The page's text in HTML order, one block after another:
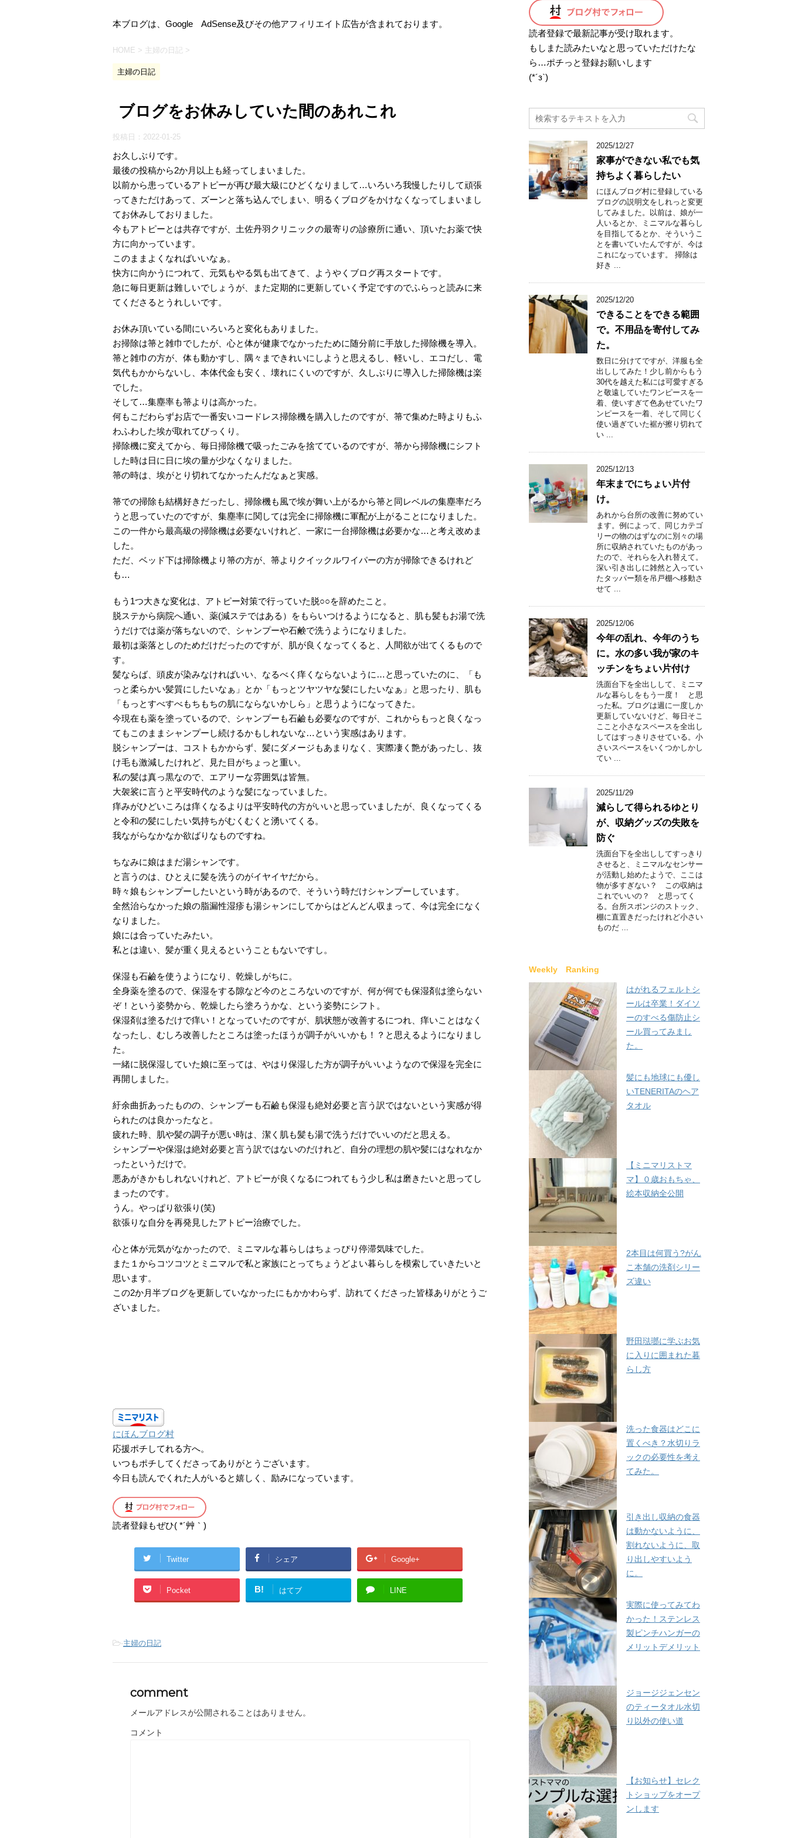
本ブログは、Google AdSense及びその他アフィリエイト広告が含まれております。
HOME > 主婦の日記 >
主婦の日記
ブログをお休みしていた間のあれこれ
投稿日： 2022-01-25
お久しぶりです。
最後の投稿から2か月以上も経ってしまいました。
以前から患っているアトピーが再び最大級にひどくなりまして…いろいろ我慢したりして頑張
ってきただけあって、ズーンと落ち込んでしまい、明るくブログをかけなくなってしまいまし
てお休みしておりました。
今もアトピーとは共存ですが、土佐丹羽クリニックの最寄りの診療所に通い、頂いたお薬で快
方に向かっています。
このままよくなればいいなぁ。
快方に向かうにつれて、元気もやる気も出てきて、ようやくブログ再スタートです。
急に毎日更新は難しいでしょうが、また定期的に更新していく予定ですのでふらっと読みに来
てくださるとうれしいです。
お休み頂いている間にいろいろと変化もありました。
お掃除は箒と雑巾でしたが、心と体が健康でなかったために随分前に手放した掃除機を導入。
箒と雑巾の方が、体も動かすし、隅々まできれいにしようと思えるし、軽いし、エコだし、電
気代もかからないし、本体代金も安く、壊れにくいのですが、久しぶりに導入した掃除機は楽
でした。
そして…集塵率も箒よりは高かった。
何もこだわらずお店で一番安いコードレス掃除機を購入したのですが、箒で集めた時よりもふ
わふわした埃が取れてびっくり。
掃除機に変えてから、毎日掃除機で吸ったごみを捨てているのですが、箒から掃除機にシフト
した時は日に日に埃の量が少なくなりました。
箒の時は、埃がとり切れてなかったんだなぁと実感。
箒での掃除も結構好きだったし、掃除機も風で埃が舞い上がるから箒と同レベルの集塵率だろ
うと思っていたのですが、集塵率に関しては完全に掃除機に軍配が上がることになりました。
この一件から最高級の掃除機は必要ないけれど、一家に一台掃除機は必要かな…と考え改めま
した。
ただ、ベッド下は掃除機より箒の方が、箒よりクイックルワイパーの方が掃除できるけれど
も…
もう1つ大きな変化は、アトピー対策で行っていた脱○○を辞めたこと。
脱ステから病院へ通い、薬(減ステではある）をもらいつけるようになると、肌も髪もお湯で洗
うだけでは薬が落ちないので、シャンプーや石鹸で洗うようになりました。
最初は薬落としのためだけだったのですが、肌が良くなってくると、人間欲が出てくるもので
す。
髪ならば、頭皮が染みなければいい、なるべく痒くならないように…と思っていたのに、「も
っと柔らかい髪質にしたいなぁ」とか「もっとツヤツヤな髪にしたいなぁ」と思ったり、肌も
「もっとすべすべもちもちの肌にならないかしら」と思うようになってきた。
今現在も薬を塗っているので、シャンプーも石鹼も必要なのですが、これからもっと良くなっ
てもこのままシャンプーし続けるかもしれないな…という実感はあります。
脱シャンプーは、コストもかからず、髪にダメージもあまりなく、実際凄く艶があったし、抜
け毛も激減したけれど、見た目がちょっと重い。
私の髪は真っ黒なので、エアリーな雰囲気は皆無。
大袈裟に言うと平安時代のような髪になっていました。
痒みがひどいころは痒くなるよりは平安時代の方がいいと思っていましたが、良くなってくる
と令和の髪にしたい気持ちがむくむくと湧いてくる。
我ながらなかなか欲ばりなものですね。
ちなみに娘はまだ湯シャンです。
と言うのは、ひとえに髪を洗うのがイヤイヤだから。
時々娘もシャンプーしたいという時があるので、そういう時だけシャンプーしています。
全然治らなかった娘の脂漏性湿疹も湯シャンにしてからはどんどん収まって、今は完全になく
なりました。
娘には合っていたみたい。
私とは違い、髪が重く見えるということもないですし。
保湿も石鹼を使うようになり、乾燥しがちに。
全身薬を塗るので、保湿をする隙など今のところないのですが、何が何でも保湿剤は塗らない
ぞ！という姿勢から、乾燥したら塗ろうかな、という姿勢にシフト。
保湿剤は塗るだけで痒い！となっていたのですが、肌状態が改善するにつれ、痒いことはなく
なったし、むしろ改善したところは塗ったほうが調子がいいかも！？と思えるようになりまし
た。
一緒に脱保湿していた娘に至っては、やはり保湿した方が調子がいいようなので保湿を完全に
再開しました。
紆余曲折あったものの、シャンプーも石鹼も保湿も絶対必要と言う訳ではないという実感が得
られたのは良かったなと。
疲れた時、肌や髪の調子が悪い時は、潔く肌も髪も湯で洗うだけでいいのだと思える。
シャンプーや保湿は絶対必要と言う訳ではないのだけれど、自分の理想の肌や髪にはなれなか
ったというだけで。
悪あがきかもしれないけれど、アトピーが良くなるにつれてもう少し私は磨きたいと思ってし
まったのです。
うん。やっぱり欲張り(笑)
欲張りな自分を再発見したアトピー治療でした。
心と体が元気がなかったので、ミニマルな暮らしはちょっぴり停滞気味でした。
また１からコツコツとミニマルで私と家族にとってちょうどよい暮らしを模索していきたいと
思います。
この2か月半ブログを更新していなかったにもかかわらず、訪れてくださった皆様ありがとうご
ざいました。
にほんブログ村
応援ポチしてれる方へ。
いつもポチしてくださってありがとうございます。
今日も読んでくれた人がいると嬉しく、励みになっています。
読者登録もぜひ( *´艸｀)
Twitter シェア Google+
Pocket B! はてブ LINE
-主婦の日記
comment
メールアドレスが公開されることはありません。
コメント
読者登録で最新記事が受け取れます。
もしまた読みたいなと思っていただけたな
ら…ポチっと登録お願いします
(*´з`)
2025/12/27
家事ができない私でも気
持ちよく暮らしたい
にほんブログ村に登録している
ブログの説明文をしれっと変更
してみました。以前は、娘が一
人いるとか、ミニマルな暮らし
を目指してるとか、そういうこ
とを書いていたんですが、今は
これになっています。 掃除は
好き ...
2025/12/20
できることをできる範囲
で。不用品を寄付してみ
た。
数日に分けてですが、洋服も全
出ししてみた！少し前からもう
30代を越えた私には可愛すぎる
と敬遠していたワンピースを一
着、使いすぎて色あせていたワ
ンピースを一着、そして同じく
使い過ぎていた裾が擦り切れて
い ...
2025/12/13
年末までにちょい片付
け。
あれから台所の改善に努めてい
ます。例によって、同じカテゴ
リーの物のはずなのに別々の場
所に収納されていたものがあっ
たので、それらを入れ替えて。
深い引き出しに雑然と入ってい
たタッパー類を吊戸棚へ移動さ
せて ...
2025/12/06
今年の乱れ、今年のうち
に。水の多い我が家のキ
ッチンをちょい片付け
洗面台下を全出しして、ミニマ
ルな暮らしをもう一度！ と思
った私。ブログは週に一度しか
更新していないけど、毎日そこ
ここと小さなスペースを全出し
してはすっきりさせている。小
さいスペースをいくつかしかし
てい ...
2025/11/29
減らして得られるゆとり
が、収納グッズの失敗を
防ぐ
洗面台下を全出ししてすっきり
させると、ミニマルなセンサー
が活動し始めたようで、ここは
物が多すぎない？ この収納は
これでいいの？ と思ってく
る。台所スポンジのストック、
棚に直置きだったけれど小さい
ものだ ...
Weekly Ranking
はがれるフェルトシ
ールは卒業！ダイソ
ーのすべる傷防止シ
ール買ってみまし
た。
髪にも地球にも優し
いTENERITAのヘア
タオル
【ミニマリストマ
マ】０歳おもちゃ、
絵本収納全公開
2本目は何買う?がん
こ本舗の洗剤シリー
ズ違い
野田琺瑯に学ぶお気
に入りに囲まれた暮
らし方
洗った食器はどこに
置くべき？水切りラ
ックの必要性を考え
てみた。
引き出し収納の食器
は動かないように、
割れないように、取
り出しやすいよう
に。
実際に使ってみてわ
かった！ステンレス
製ピンチハンガーの
メリットデメリット
ジョージジェンセン
のティータオル水切
り以外の使い道
【お知らせ】セレク
トショップをオープ
ンします